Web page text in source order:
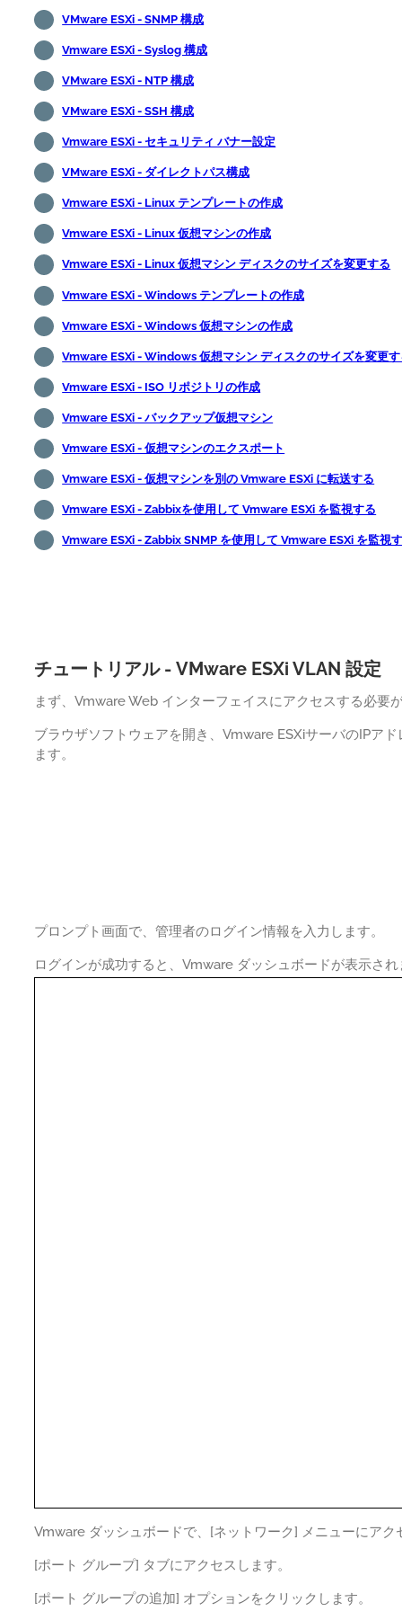
VMware ESXi - SNMP 構成
Vmware ESXi - Syslog 構成
VMware ESXi - NTP 構成
VMware ESXi - SSH 構成
Vmware ESXi - セキュリティ バナー設定
VMware ESXi - ダイレクトパス構成
Vmware ESXi - Linux テンプレートの作成
Vmware ESXi - Linux 仮想マシンの作成
Vmware ESXi - Linux 仮想マシン ディスクのサイズを変更する
Vmware ESXi - Windows テンプレートの作成
Vmware ESXi - Windows 仮想マシンの作成
Vmware ESXi - Windows 仮想マシン ディスクのサイズを変更
Vmware ESXi - ISO リポジトリの作成
Vmware ESXi - バックアップ仮想マシン
Vmware ESXi - 仮想マシンのエクスポート
Vmware ESXi - 仮想マシンを別の Vmware ESXi に転送する
Vmware ESXi - Zabbixを使用して Vmware ESXi を監視する
Vmware ESXi - Zabbix SNMP を使用して Vmware ESXi を監視
チュートリアル - VMware ESXi VLAN 設定
まず、Vmware Web インターフェイスにアクセスする必要
ブラウザソフトウェアを開き、Vmware ESXiサーバのIPア
ます。
プロンプト画面で、管理者のログイン情報を入力します。
ログインが成功すると、Vmware ダッシュボードが表示され
Vmware ダッシュボードで、[ネットワーク] メニューにアク
[ポート グループ] タブにアクセスします。
[ポート グループの追加] オプションをクリックします。